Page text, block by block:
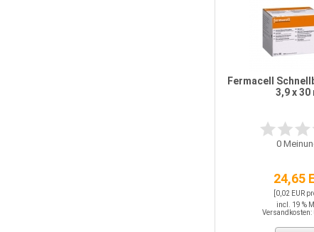
Fermacell
3,9 x 30
0
24,65
[0,02 EUR
incl. 19 %
Versandkosten: